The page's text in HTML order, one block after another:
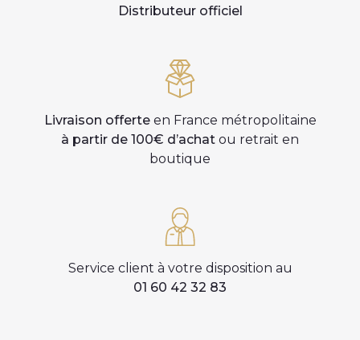
Distributeur officiel
Livraison offerteen France métropolitaine
à partir de 100€ d’achat ou retrait en
boutique
Service client à votre disposition au
01 60 42 32 83